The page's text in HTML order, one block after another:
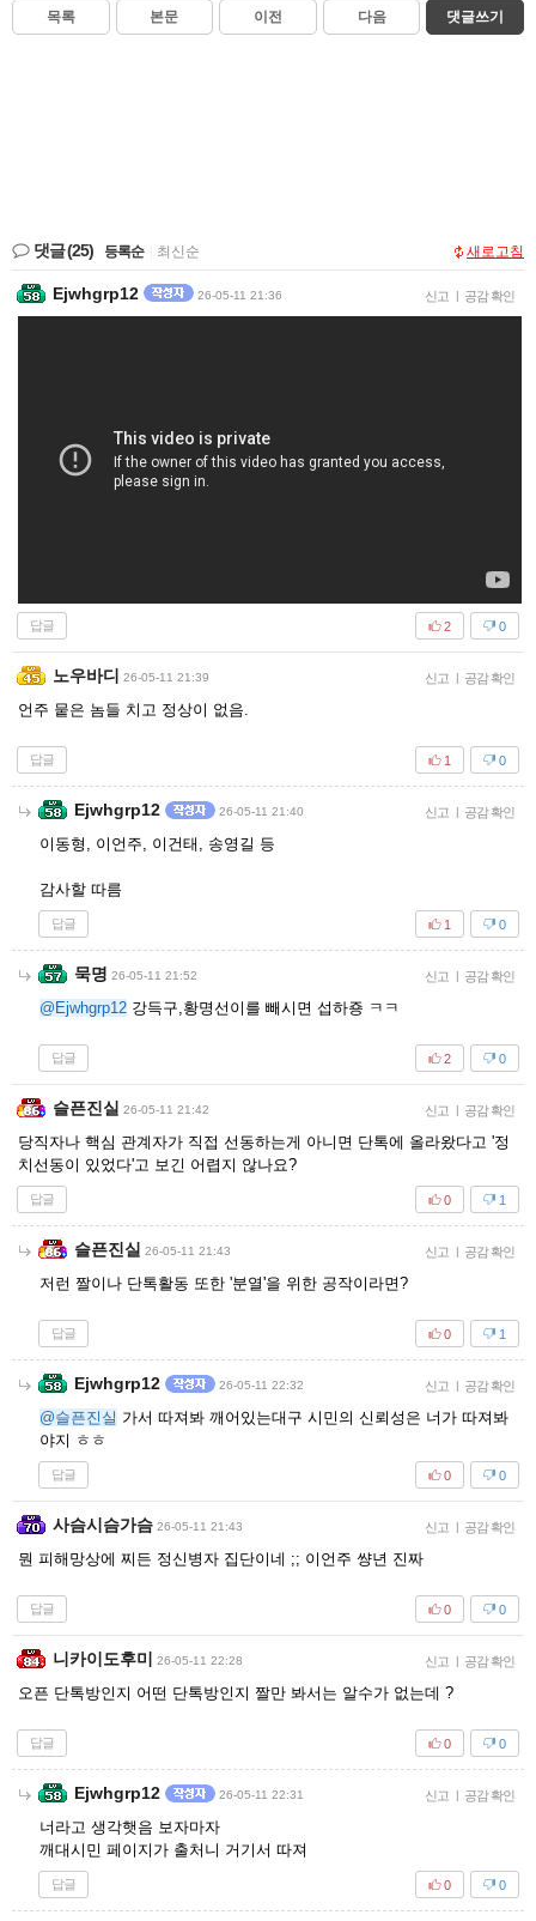
목록 본문 이전 다음 댓글쓰기
댓글(25) 등록순 최신순 새로고침
Ejwhgrp12 26-05-11 21:36 신고 | 공감 확인
답글 0
2
노우바디 26-05-11 21:39 신고 공감 확인
언주 뭍은 놈들 치고 정상이 없음.
답글 0
1
Ejwhgrp12 26-05-11 21:40 신고 공감 확인
이동형, 이언주, 이건태, 송영길 등
감사할 따름
답글 0
1
묵명 26-05-11 21:52 신고 공감 확인
@Ejwhgrp12 강득구,황명선이를 빼시면 섭하죵 ㅋㅋ
답글 0
2
슬픈진실 26-05-11 21:42 신고 공감 확인
당직자나 핵심 관계자가 직접 선동하는게 아니면 단톡에 올라왔다고 '정
치선동이 있었다'고 보긴 어렵지 않나요?
답글 1
0
슬픈진실 26-05-11 21:43 신고 공감 확인
저런 짤이나 단톡활동 또한 '분열'을 위한 공작이라면?
답글 1
0
Ejwhgrp12 26-05-11 22:32 신고 공감 확인
@슬픈진실 가서 따져봐 깨어있는대구 시민의 신뢰성은 너가 따져봐
야지 ㅎㅎ
답글 0
0
사슴시슴가슴 26-05-11 21:43 신고 공감 확인
뭔 피해망상에 찌든 정신병자 집단이네 ;; 이언주 썅년 진짜
답글 0
0
니카이도후미 26-05-11 22:28 신고 공감 확인
오픈 단톡방인지 어떤 단톡방인지 짤만 봐서는 알수가 없는데 ?
답글 0
0
Ejwhgrp12 26-05-11 22:31 신고 공감 확인
너라고 생각햇음 보자마자
깨대시민 페이지가 출처니 거기서 따져
답글 0
0